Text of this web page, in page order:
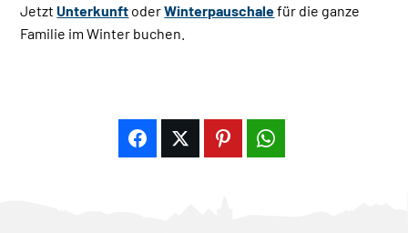
JetztUnterkunft oderWinterpauschalefür die ganze
Familie im Winter buchen.